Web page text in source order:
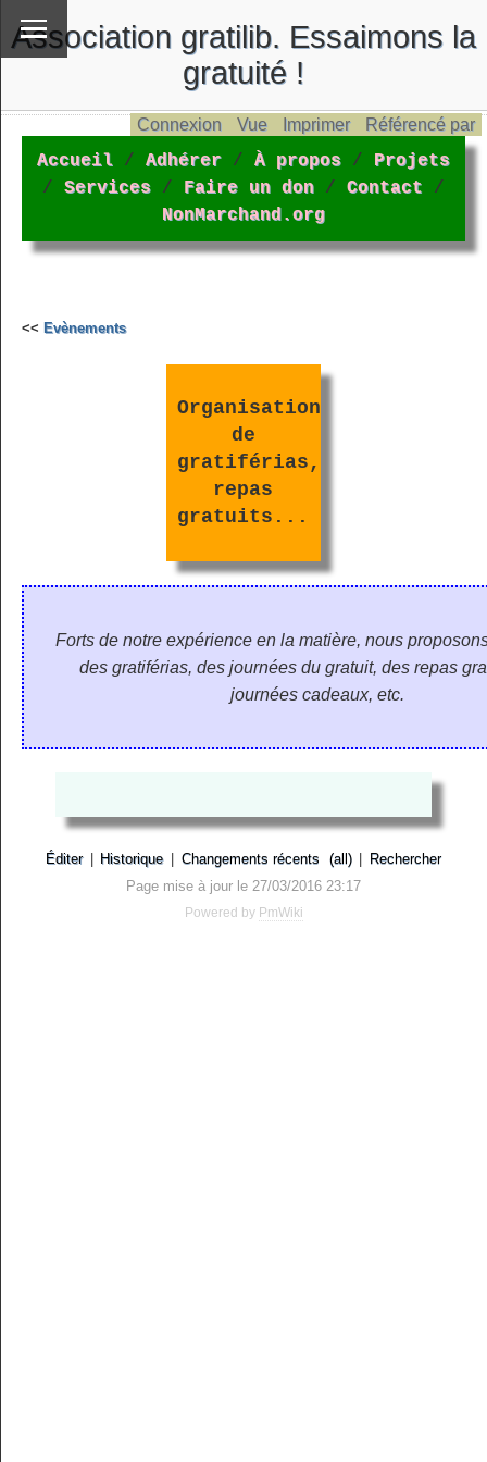
Association gratilib. Essaimons la
gratuité !
Connexion Vue Imprimer
Référencé par
Accueil / Adhérer / À propos / Projets
/ Services / Faire un don / Contact /
NonMarchand.org
<< Evènements
Organisation
de
gratiférias,
repas
gratuits...
Forts de notre expérience en la matière, nous
des gratiférias, des journées du gratuit, des repas
journées cadeaux, etc.
Éditer Historique Changements récents (all)
Rechercher
Page mise à jour le 27/03/2016 23:17
Powered by PmWiki